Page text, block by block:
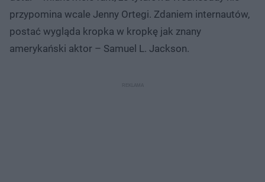
przypomina wcale Jenny Ortegi. Zdaniem internautów,
postać wygląda kropka w kropkę jak znany
amerykański aktor – Samuel L. Jackson.